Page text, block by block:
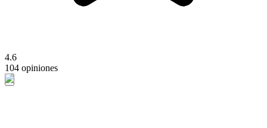
4.6
104 opiniones